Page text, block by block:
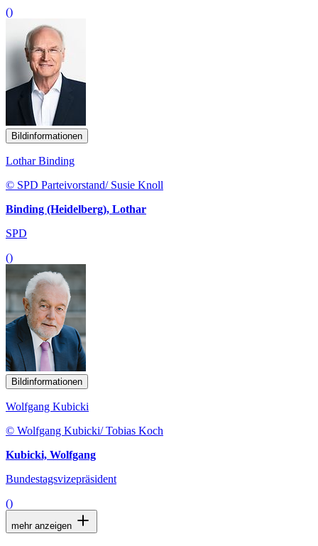
()
Bildinformationen
Lothar Binding
© SPD Parteivorstand/ Susie Knoll
Binding (Heidelberg), Lothar
SPD
()
Bildinformationen
Wolfgang Kubicki
© Wolfgang Kubicki/ Tobias Koch
Kubicki, Wolfgang
Bundestagsvizepräsident
()
mehr anzeigen